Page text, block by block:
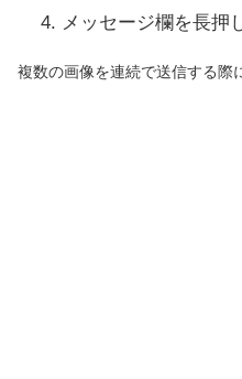
メッセージ欄を長押
複数の画像を連続で送信する際